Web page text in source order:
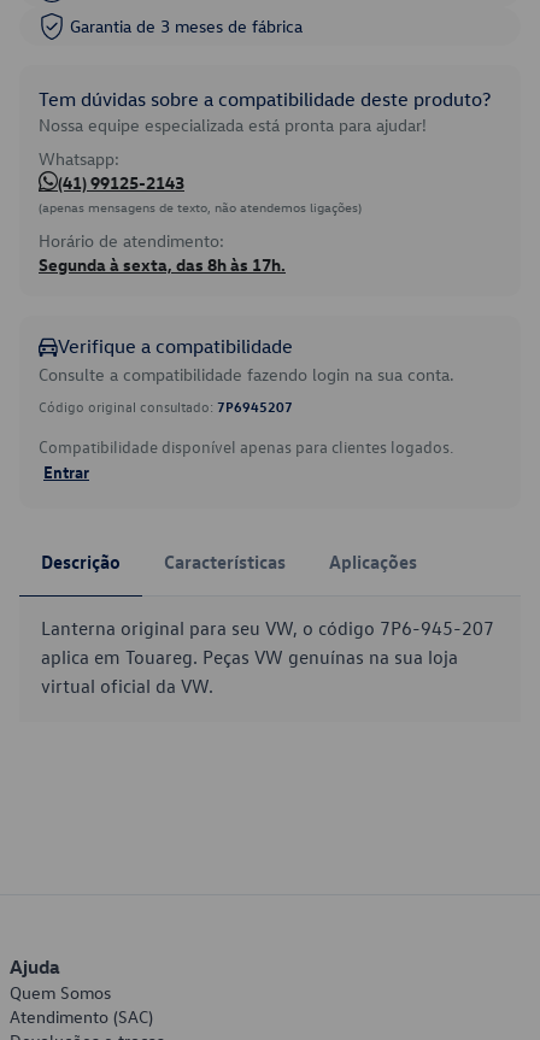
Garantia de 3 meses de fábrica
Tem dúvidas sobre a compatibilidade deste produto?
Nossa equipe especializada está pronta para ajudar!
Whatsapp:
(41) 99125-2143
(apenas mensagens de texto, não atendemos ligações)
Horário de atendimento:
Segunda à sexta, das 8h às 17h.
Verifique a compatibilidade
Consulte a compatibilidade fazendo login na sua conta.
Código original consultado: 7P6945207
Compatibilidade disponível apenas para clientes logados.
Entrar
Descrição Características Aplicações
Lanterna original para seu VW, o código 7P6-945-207
aplica em Touareg. Peças VW genuínas na sua loja
virtual oficial da VW.
Ajuda
Quem Somos
Atendimento (SAC)